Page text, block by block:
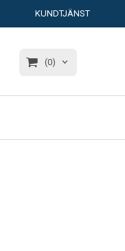
KUNDTJÄNST
(0)